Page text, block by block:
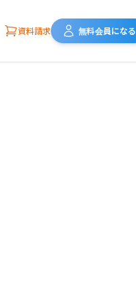
資料請求 無料会員になる